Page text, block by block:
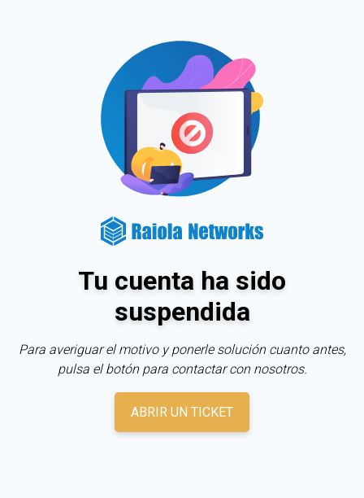
Tu cuenta ha sido
suspendida
Para averiguar el motivo y ponerle solución cuanto antes,
pulsa el botón para contactar con nosotros.
ABRIR UN TICKET